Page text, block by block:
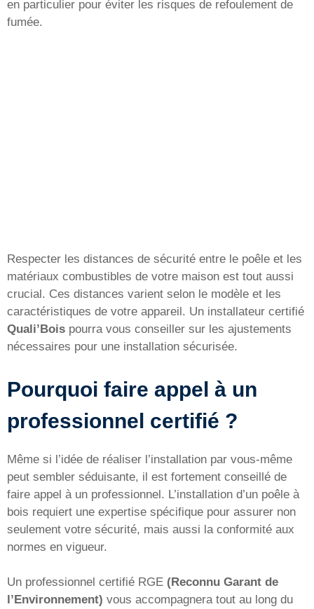
en particulier pour éviter les risques de refoulement de
fumée.
Respecter les distances de sécurité entre le poêle et les
matériaux combustibles de votre maison est tout aussi
crucial. Ces distances varient selon le modèle et les
caractéristiques de votre appareil. Un installateur certifié
Quali’Bois pourra vous conseiller sur les ajustements
nécessaires pour une installation sécurisée.
Pourquoi faire appel à un
professionnel certifié ?
Même si l’idée de réaliser l’installation par vous-même
peut sembler séduisante, il est fortement conseillé de
faire appel à un professionnel. L’installation d’un poêle à
bois requiert une expertise spécifique pour assurer non
seulement votre sécurité, mais aussi la conformité aux
normes en vigueur.
Un professionnel certifié RGE (Reconnu Garant de
l’Environnement) vous accompagnera tout au long du